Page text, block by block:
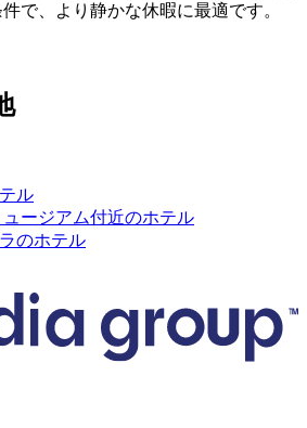
で、より静かな休暇に最適です。
ル
ュージアム付近のホテル
のホテル